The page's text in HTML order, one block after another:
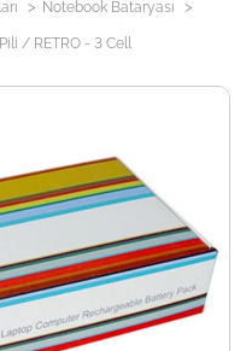
> Notebook Bataryası >
/ RETRO - 3 Cell